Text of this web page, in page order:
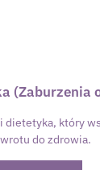
(Zaburzenia
który
do zdrowia.